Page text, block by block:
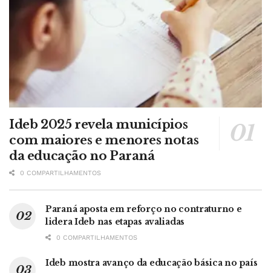
Ideb 2025 revela municípios
com maiores e menores notas
da educação no Paraná
0 COMPARTILHAMENTOS
Paraná aposta em reforço no contraturno e
lidera Ideb nas etapas avaliadas
0 COMPARTILHAMENTOS
Ideb mostra avanço da educação básica no país